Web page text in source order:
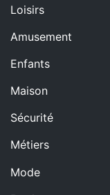
Loisirs
Amusement
Enfants
Maison
Sécurité
Métiers
Mode